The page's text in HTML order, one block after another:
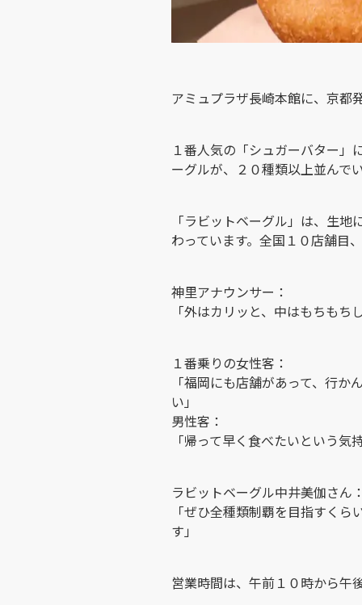
アミュプラザ長崎本館に、京都
１番人気の「シュガーバター」
ーグルが、２０種類以上並んで
「ラビットベーグル」は、生
わっています。全国１０店舗目
神里アナウンサー：
「外はカリッと、中はもちも
１番乗りの女性客：
「福岡にも店舗があって、行
い」
男性客：
「帰って早く食べたいという気
ラビットベーグル中井美伽さん
「ぜひ全種類制覇を目指すく
す」
営業時間は、午前１０時から午